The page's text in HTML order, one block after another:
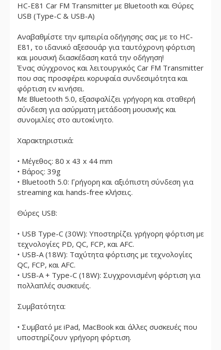
HC-E81 Car FM Transmitter με Bluetooth και Θύρες
USB (Type-C & USB-A)
Αναβαθμίστε την εμπειρία οδήγησης σας με το HC-
E81, το ιδανικό αξεσουάρ για ταυτόχρονη φόρτιση
και μουσική διασκέδαση κατά την οδήγηση!
Ένας σύγχρονος και λειτουργικός Car FM Transmitter
που σας προσφέρει κορυφαία συνδεσιμότητα και
φόρτιση εν κινήσει.
Με Bluetooth 5.0, εξασφαλίζει γρήγορη και σταθερή
σύνδεση για ασύρματη μετάδοση μουσικής και
συνομιλίες στο αυτοκίνητο.
Χαρακτηριστικά:
• Μέγεθος: 80 x 43 x 44 mm
• Βάρος: 39g
• Bluetooth 5.0: Γρήγορη και αξιόπιστη σύνδεση για
streaming και hands-free κλήσεις.
Θύρες USB:
• USB Type-C (30W): Υποστηρίζει γρήγορη φόρτιση με
τεχνολογίες PD, QC, FCP, και AFC.
• USB-A (18W): Ταχύτητα φόρτισης με τεχνολογίες
QC, FCP, και AFC.
• USB-A + Type-C (18W): Συγχρονισμένη φόρτιση για
πολλαπλές συσκευές.
Συμβατότητα:
• Συμβατό με iPad, MacBook και άλλες συσκευές που
υποστηρίζουν γρήγορη φόρτιση.